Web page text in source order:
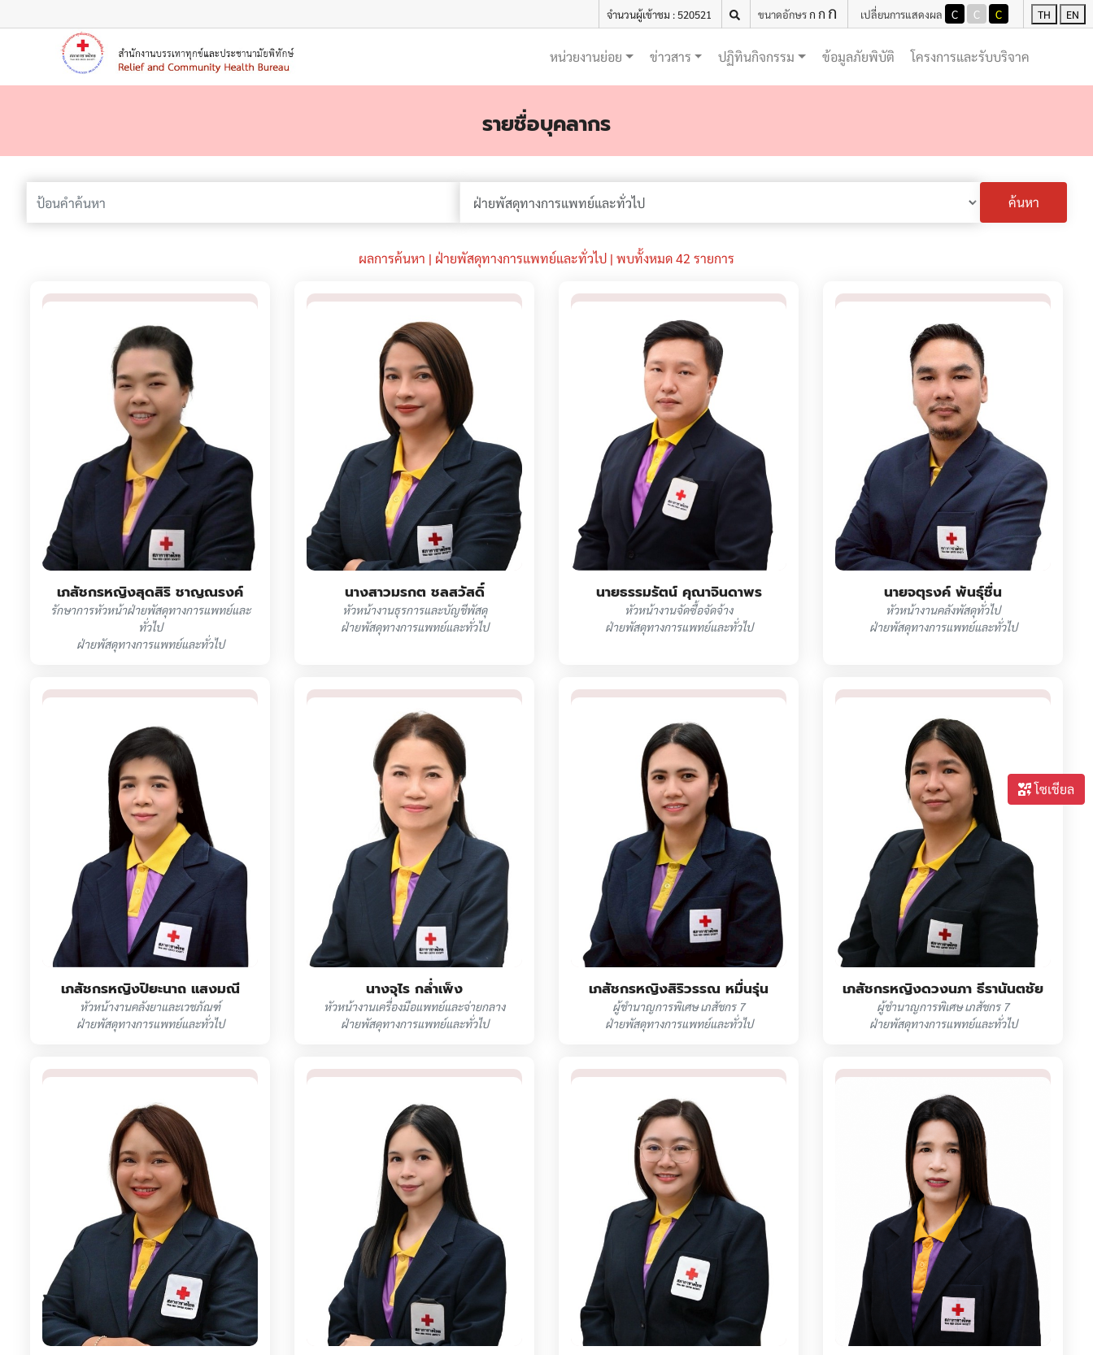
จำนวนผู้เข้าชม : 520521 ขนาดอักษรก ก ก เปลี่ยนการแสดงผล C C C TH EN
หน่วยงานย่อย ข่าวสาร ปฏิทินกิจกรรม ข้อมูลภัยพิบัติ (current)
โครงการและรับบริจาค
โซเชียล
รายชื่อบุคลากร
ค้นหา
ผลการค้นหา | ฝ่ายพัสดุทางการแพทย์และทั่วไป | พบทั้งหมด 42 รายการ
เภสัชกรหญิงสุดสิริ ชาญณรงค์
รักษาการหัวหน้าฝ่ายพัสดุทางการแพทย์และ
ทั่วไป
ฝ่ายพัสดุทางการแพทย์และทั่วไป
นางสาวมรกต ชลสวัสดิ์
หัวหน้างานธุรการและบัญชีพัสดุ
ฝ่ายพัสดุทางการแพทย์และทั่วไป
นายธรรมรัตน์ คุณาจินดาพร
หัวหน้างานจัดซื้อจัดจ้าง
ฝ่ายพัสดุทางการแพทย์และทั่วไป
นายจตุรงค์ พันธุ์ชื่น
หัวหน้างานคลังพัสดุทั่วไป
ฝ่ายพัสดุทางการแพทย์และทั่วไป
เภสัชกรหญิงปิยะนาถ แสงมณี
หัวหน้างานคลังยาและเวชภัณฑ์
ฝ่ายพัสดุทางการแพทย์และทั่วไป
นางจุไร กล่ำเพ็ง
หัวหน้างานเครื่องมือแพทย์และจ่ายกลาง
ฝ่ายพัสดุทางการแพทย์และทั่วไป
เภสัชกรหญิงสิริวรรณ หมื่นรุ่น
ผู้ชำนาญการพิเศษ เภสัชกร 7
ฝ่ายพัสดุทางการแพทย์และทั่วไป
เภสัชกรหญิงดวงนภา ธีรานันตชัย
ผู้ชำนาญการพิเศษ เภสัชกร 7
ฝ่ายพัสดุทางการแพทย์และทั่วไป